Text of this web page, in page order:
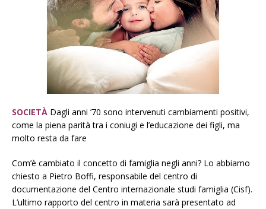
SOCIETÀ Dagli anni ’70 sono intervenuti cambiamenti positivi,
come la piena parità tra i coniugi e l’educazione dei figli, ma
molto resta da fare
Com’è cambiato il concetto di famiglia negli anni? Lo abbiamo
chiesto a Pietro Boffi, responsabile del centro di
documentazione del Centro internazionale studi famiglia (Cisf).
L’ultimo rapporto del centro in materia sarà presentato ad